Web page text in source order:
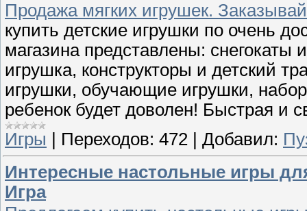
Продажа мягких игрушек.
купить детские игрушки по очень
магазина представлены:
игрушка, конструкторы и детский
игрушки, обучающие игрушки,
ребенок будет доволен! Быстрая и
Игры
Переходов: 472 Добавил:
Интересные настольные игры
Игра